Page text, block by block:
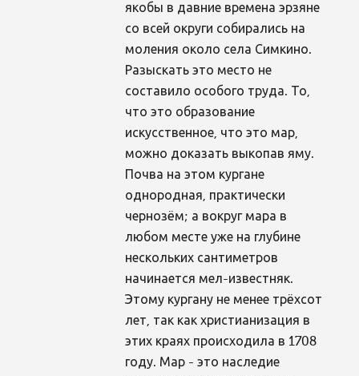
якобы в давние времена эрзяне
со всей округи собирались на
моления около села Симкино.
Разыскать это место не
составило особого труда. То,
что это образование
искусственное, что это мар,
можно доказать выкопав яму.
Почва на этом кургане
однородная, практически
чернозём; а вокруг мара в
любом месте уже на глубине
нескольких сантиметров
начинается мел-известняк.
Этому кургану не менее трёхсот
лет, так как христианизация в
этих краях происходила в 1708
году. Мар - это наследие